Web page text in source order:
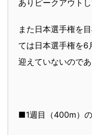
ありピークアウト
また日本選手権を
ては日本選手権を
迎えていないのであ
■1週目（400m）の